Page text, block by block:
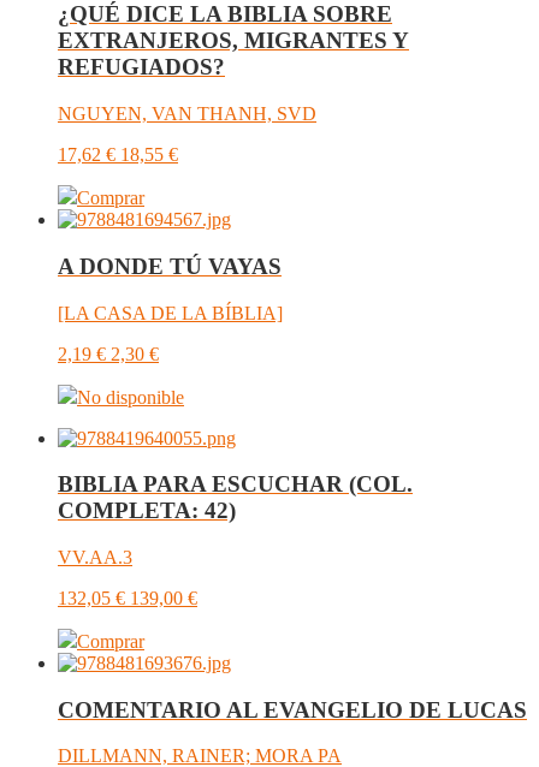
¿QUÉ DICE LA BIBLIA SOBRE
EXTRANJEROS, MIGRANTES Y
REFUGIADOS?
NGUYEN, VAN THANH, SVD
17,62 € 18,55 €
Comprar
A DONDE TÚ VAYAS
[LA CASA DE LA BÍBLIA]
2,19 € 2,30 €
No disponible
BIBLIA PARA ESCUCHAR (COL.
COMPLETA: 42)
VV.AA.3
132,05 € 139,00 €
Comprar
COMENTARIO AL EVANGELIO DE LUCAS
DILLMANN, RAINER; MORA PA